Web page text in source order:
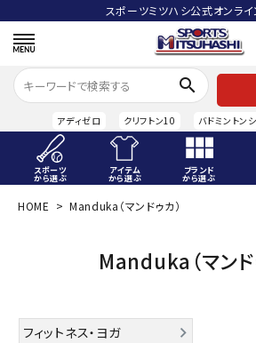
スポーツミツハシ公式オンライ
search
アディゼロ クリフトン10 バドミントン
スポーツ
から選ぶ
アイテム
から選ぶ
ブランド
から選ぶ
ACCOUNT MENU
person 会員登録
スポーツから選ぶ
HOME Manduka（マンドゥカ）
Manduka（マンド
フィットネス・ヨガ